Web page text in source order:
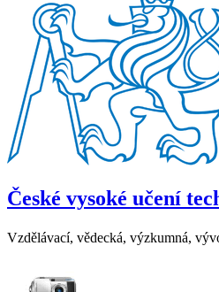
České vysoké učení
Vzdělávací, vědecká, výzkumná,